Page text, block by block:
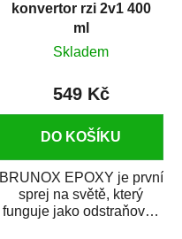
konvertor rzi 2v1 400
ml
Skladem
549 Kč
DO KOŠÍKU
BRUNOX EPOXY je první
sprej na světě, který
funguje jako odstraňovač